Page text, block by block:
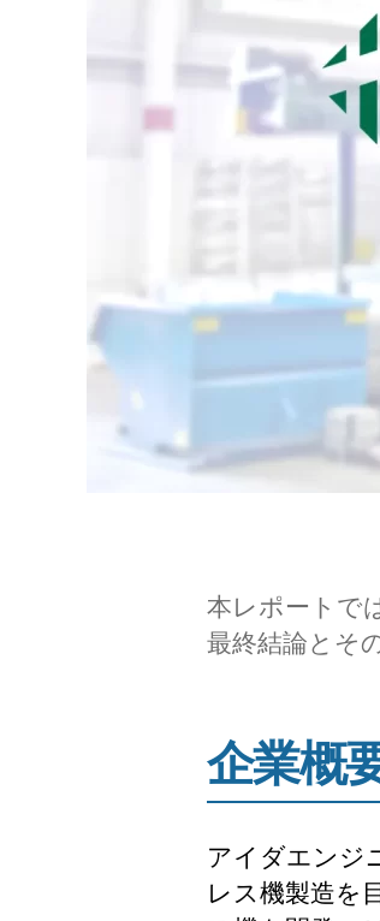
本レポートで
最終結論とそ
企業概
アイダエンジ
レス機製造を